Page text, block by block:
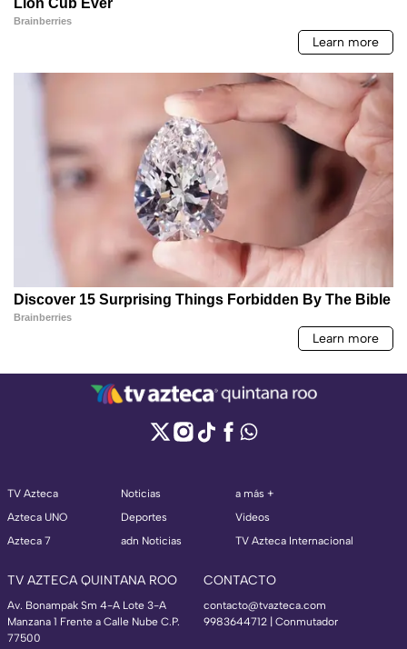
TV Azteca
Azteca UNO
Azteca 7
Noticias
Deportes
adn Noticias
a más +
Videos
TV Azteca Internacional
TV AZTECA QUINTANA ROO
Av. Bonampak Sm 4-A Lote 3-A
Manzana 1 Frente a Calle Nube C.P.
77500
CONTACTO
contacto@tvazteca.com
9983644712 | Conmutador